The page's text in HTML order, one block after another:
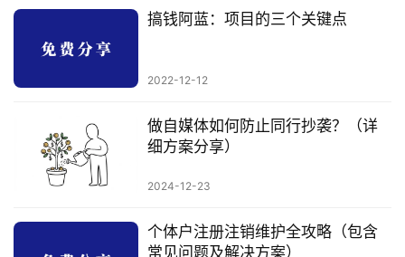
搞钱阿蓝：项目的三个关键点
2022-12-12
做自媒体如何防止同行抄袭？（详
细方案分享）
2024-12-23
个体户注册注销维护全攻略（包含
常见问题及解决方案）